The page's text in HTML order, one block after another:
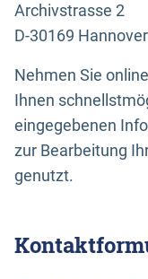
Archivstrasse 2
D-30169 Hannover
Nehmen Sie
Ihnen
eingegebenen
zur Bearbeitung
genutzt.